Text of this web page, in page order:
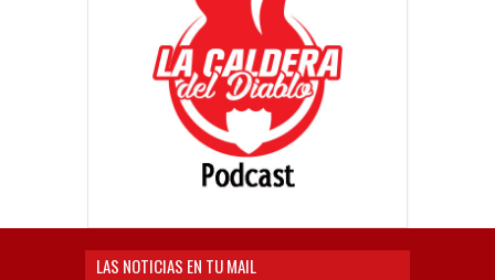
LAS NOTICIAS EN TU MAIL